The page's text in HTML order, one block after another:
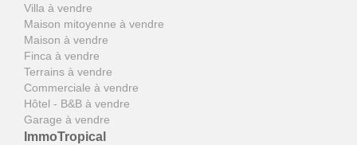
Villa à vendre
Maison mitoyenne à vendre
Maison à vendre
Finca à vendre
Terrains à vendre
Commerciale à vendre
Hôtel - B&B à vendre
Garage à vendre
ImmoTropical